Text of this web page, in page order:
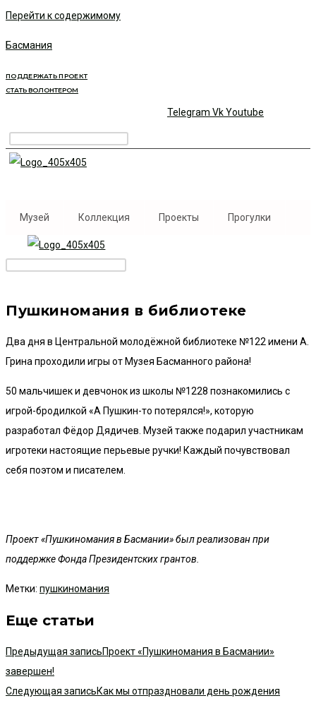
Перейти к содержимому
Басмания
ПОДДЕРЖАТЬ ПРОЕКТ
СТАТЬ ВОЛОНТЕРОМ
Telegram VkYoutube
Музей Коллекция Проекты Прогулки
Пушкиномания в библиотеке
Два дня в Центральной молодёжной библиотеке №122 имени А.
Грина проходили игры от Музея Басманного района!
50 мальчишек и девчонок из школы №1228 познакомились с
игрой-бродилкой «А Пушкин-то потерялся!», которую
разработал Фёдор Дядичев. Музей также подарил участникам
игротеки настоящие перьевые ручки! Каждый почувствовал
себя поэтом и писателем.
Проект «Пушкиномания в Басмании» был реализован при
поддержке Фонда Президентских грантов.
Метки: пушкиномания
Еще статьи
Предыдущая записьПроект «Пушкиномания в Басмании»
завершен!
Следующая записьКак мы отпраздновали день рождения